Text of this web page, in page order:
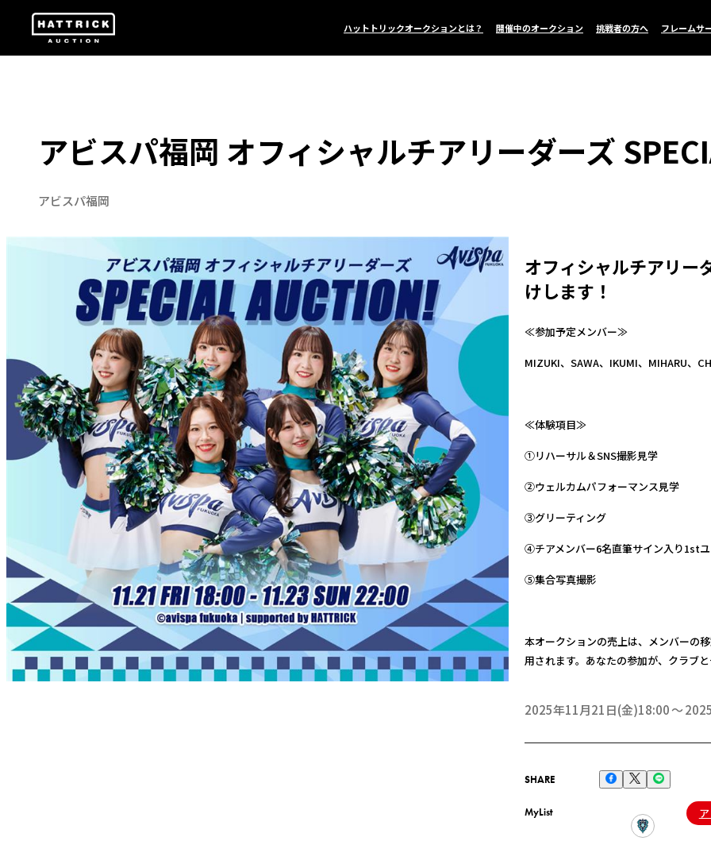
ハットトリックオークションとは？ 開催中のオークション 挑戦者の方へ フレームサ
アビスパ福岡 オフィシャルチアリーダーズ
アビスパ福岡
オフィシャルチアリー
けします！
≪参加予定メンバー≫
MIZUKI、SAWA、IKUMI、MIHARU、
≪体験項目≫
①リハーサル＆SNS撮影見学
②ウェルカムパフォーマンス見学
③グリーティング
④チアメンバー6名直筆サイン入り1st
⑤集合写真撮影
本オークションの売上は、メンバーの
用されます。あなたの参加が、クラブ
2025年11月21日(金)18:00
SHARE
MyList